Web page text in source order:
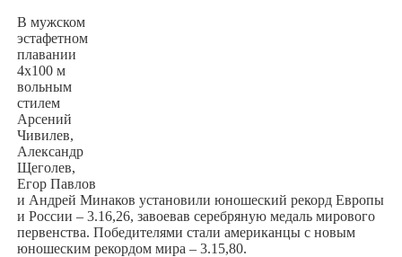
В мужском
эстафетном
плавании
4х100 м
вольным
стилем
Арсений
Чивилев,
Александр
Щеголев,
Егор Павлов
и Андрей Минаков установили юношеский рекорд Европы
и России – 3.16,26, завоевав серебряную медаль мирового
первенства. Победителями стали американцы с новым
юношеским рекордом мира – 3.15,80.